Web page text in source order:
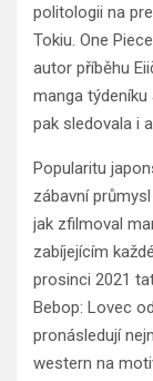
politologii na
Tokiu. One
autor příběhu
manga týdeníku
pak sledovala i
Popularitu
zábavní
jak zfilmoval
zabíjejícím
prosinci 2021
Bebop: Lovec
pronásledují
western na